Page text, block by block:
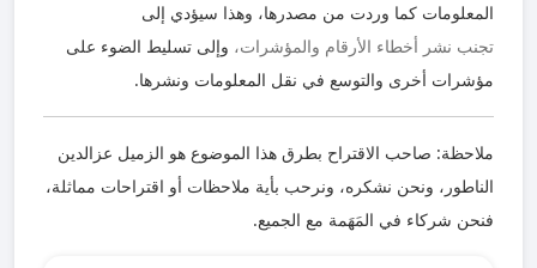
المعلومات كما وردت من مصدرها، وهذا سيؤدي إلى
تجنب نشر أخطاء الأرقام والمؤشرات، وإلى تسليط الضوء على
مؤشرات أخرى والتوسع في نقل المعلومات ونشرها.
ملاحظة: صاحب الاقتراح بطرق هذا الموضوع هو الزميل عزالدين
الناطور، ونحن نشكره، ونرحب بأية ملاحظات أو اقتراحات مماثلة،
فنحن شركاء في المَهَمة مع الجميع.